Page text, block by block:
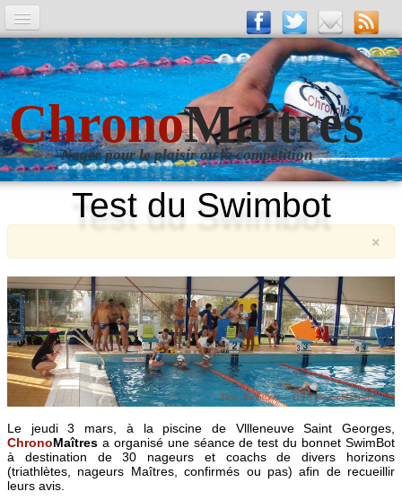
A la Une
Entrainements
La revue
Les numéros
Les rubriques
Evènements▼
Livre d'Or
ChronoMaîtres
Nager pour le plaisir ou la compétition
Test du Swimbot
×
Le jeudi 3 mars, à la piscine de Vllleneuve Saint Georges,
ChronoMaîtres a organisé une séance de test du bonnet SwimBot
à destination de 30 nageurs et coachs de divers horizons
(triathlètes, nageurs Maîtres, confirmés ou pas) afin de recueillir
leurs avis.